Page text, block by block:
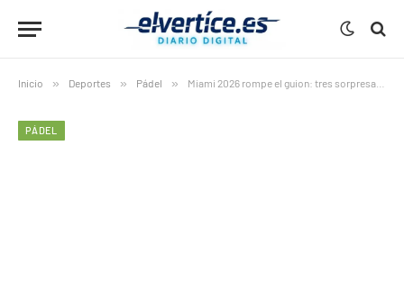
Inicio » Deportes » Pádel » Miami 2026 rompe el guion: tres sorpresas sacuden el Premier Padel
PÁDEL